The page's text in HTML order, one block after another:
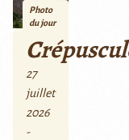
Photo
du jour
27
juillet
2026
-